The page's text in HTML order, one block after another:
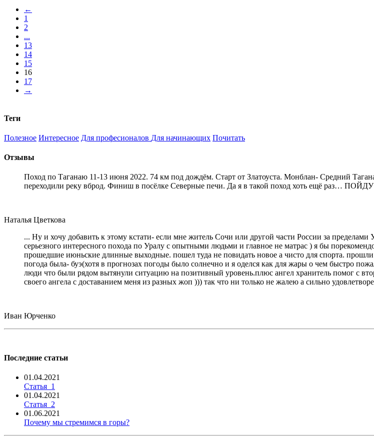
←
1
2
...
13
14
15
16
17
→
Теги
Полезное Интересное Для професионалов Для начинающих Почитать
Отзывы
Поход по Таганаю 11-13 июня 2022. 74 км под дождём. Старт от Златоуста. Монблан- Средний
переходили реку вброд. Финиш в посёлке Северные печи. Да я в такой поход хоть ещё раз…
Наталья Цветкова
... Ну и хочу добавить к этому кстати- если мне житель Сочи или другой части России за
серьезного интересного похода по Уралу с опытными людьми и главное не матрас ) я бы
прошедшие июньские длинные выходные. пошел туда не повидать новое а чисто для спорта.
погода была- буэ(хотя в прогнозах погоды было солнечно и я оделся как для жары о чем быстро
люди что были рядом вытянули ситуацию на позитивный уровень.плюс ангел хранитель помог с
своего ангела с доставанием меня из разных жоп ))) так что ни только не жалею а сильно
Иван Юрченко
Последние статьи
01.04.2021
Статья_1
01.04.2021
Статья_2
01.06.2021
Почему мы стремимся в горы?